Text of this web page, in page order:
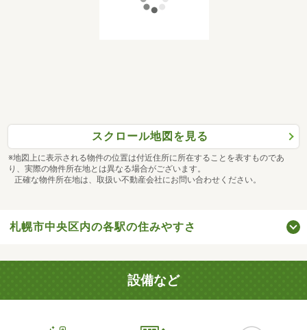
スクロール地図を見る
※地図上に表示される物件の位置は付近住所に所在することを表すものであ
り、実際の物件所在地とは異なる場合がございます。
正確な物件所在地は、取扱い不動産会社にお問い合わせください。
札幌市中央区内の各駅の住みやすさ
設備など